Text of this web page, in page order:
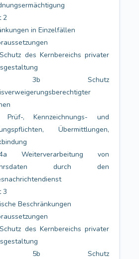
2
in Einzelfällen
des Kernbereichs privater
Schutz
, Kennzeichnungs- und
Übermittlungen,
Weiterverarbeitung von
durch den
3
Beschränkungen
des Kernbereichs privater
Schutz